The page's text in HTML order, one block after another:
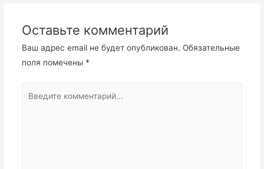
Оставьте комментарий
Ваш адрес email не будет опубликован. Обязательные
поля помечены *